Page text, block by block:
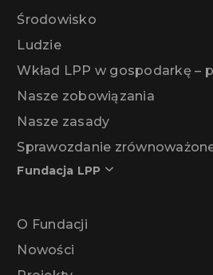
Środowisko
Ludzie
Wkład LPP w gospodarkę –
Nasze zobowiązania
Nasze zasady
Sprawozdanie
Fundacja LPP
O Fundacji
Nowości